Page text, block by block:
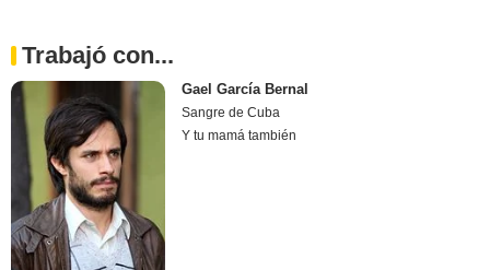
Trabajó con...
Gael García Bernal
Sangre de Cuba
Y tu mamá también